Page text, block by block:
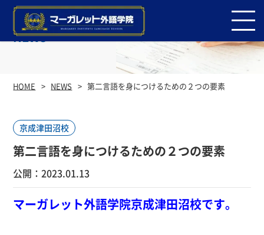
NEWS
HOME NEWS 第二言語を身につけるための２つの要素
京成津田沼校
第二言語を身につけるための２つの要素
公開：2023.01.13
マーガレット外語学院京成津田沼校です。